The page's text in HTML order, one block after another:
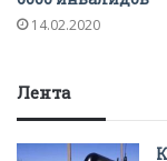
14.02.2020
Лента